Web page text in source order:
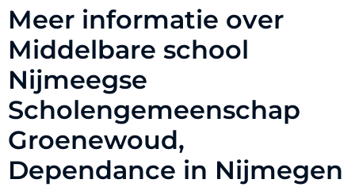
Meer informatie over
Middelbare school
Nijmeegse
Scholengemeenschap
Groenewoud,
Dependance in Nijmegen